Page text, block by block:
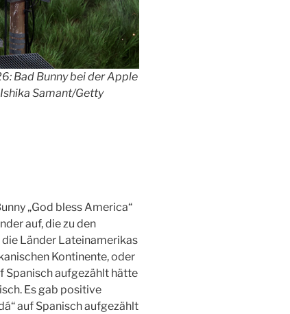
Bad Bunny bei der Apple
Samant/Getty
„God bless America“
auf, die zu den
die Länder Lateinamerikas
Kontinente, oder
Spanisch aufgezählt hätte
Es gab positive
auf Spanisch aufgezählt